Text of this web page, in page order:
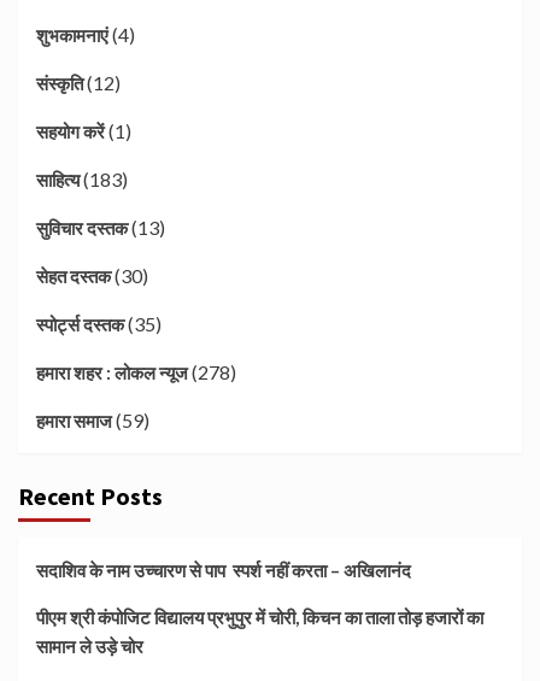
शुभकामनाएं(4)
संस्कृति(12)
सहयोग करें(1)
साहित्य(183)
सुविचार दस्तक(13)
सेहत दस्तक(30)
स्पोर्ट्स दस्तक(35)
हमारा शहर : लोकल न्यूज(278)
हमारा समाज(59)
Recent Posts
सदाशिव के नाम उच्चारण से पाप स्पर्श नहीं करता – अखिलानंद
पीएम श्री कंपोजिट विद्यालय प्रभुपुर में चोरी, किचन का ताला तोड़ हजारों का
सामान ले उड़े चोर